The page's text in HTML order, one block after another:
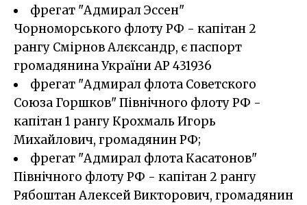
фрегат "Адмирал Эссен"
Чорноморського флоту РФ - капітан 2
рангу Смірнов Алєксандр, є паспорт
громадянина України АР 431936
фрегат "Адмирал флота Советского
Союза Горшков" Північного флоту РФ -
капітан 1 рангу Крохмаль Игорь
Михайлович, громадянин РФ;
фрегат "Адмирал флота Касатонов"
Північного флоту РФ - капітан 2 рангу
Рябоштан Алексей Викторович, громадянин